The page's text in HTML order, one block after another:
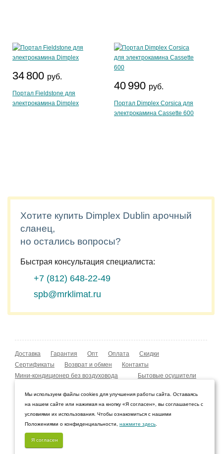
34 800 руб.
Портал Fieldstone для
электрокамина Dimplex
40 990 руб.
Портал Dimplex Corsica для
электрокамина Cassette 600
Хотите купить Dimplex Dublin арочный
сланец,
но остались вопросы?
Быстрая консультация специалиста:
+7 (812) 648-22-49
spb@mrklimat.ru
Доставка Гарантия Опт Оплата
Скидки
Сертификаты
Возврат и обмен
Контакты
Мини-кондиционер без воздуховода
Бытовые осушители
Мобильные кондиционеры
Охладители воздуха
Мойка воздуха Boneco W210
© 2009–2026 Интернет-магазин «Мистер Климат»
Санкт-Петербург, Ленинградская область
Мы используем файлы cookies для улучшения работы сайта. Оставаясь
на нашем сайте или нажимая на кнопку «Я согласен», вы соглашаетесь с
условиями их использования. Чтобы ознакомиться с нашими
Положениями о конфиденциальности, нажмите здесь
Я согласен